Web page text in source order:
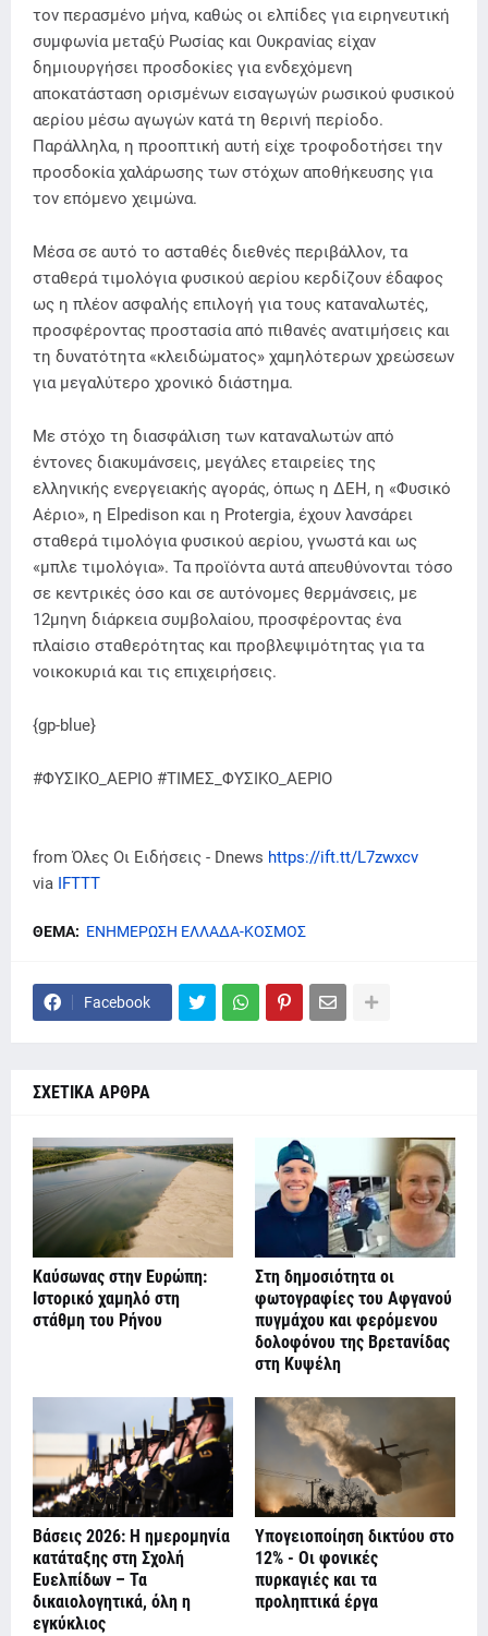
τον περασμένο μήνα, καθώς οι ελπίδες για ειρηνευτική
συμφωνία μεταξύ Ρωσίας και Ουκρανίας είχαν
δημιουργήσει προσδοκίες για ενδεχόμενη
αποκατάσταση ορισμένων εισαγωγών ρωσικού φυσικού
αερίου μέσω αγωγών κατά τη θερινή περίοδο.
Παράλληλα, η προοπτική αυτή είχε τροφοδοτήσει την
προσδοκία χαλάρωσης των στόχων αποθήκευσης για
τον επόμενο χειμώνα.
Μέσα σε αυτό το ασταθές διεθνές περιβάλλον, τα
σταθερά τιμολόγια φυσικού αερίου κερδίζουν έδαφος
ως η πλέον ασφαλής επιλογή για τους καταναλωτές,
προσφέροντας προστασία από πιθανές ανατιμήσεις και
τη δυνατότητα «κλειδώματος» χαμηλότερων χρεώσεων
για μεγαλύτερο χρονικό διάστημα.
Με στόχο τη διασφάλιση των καταναλωτών από
έντονες διακυμάνσεις, μεγάλες εταιρείες της
ελληνικής ενεργειακής αγοράς, όπως η ΔΕΗ, η «Φυσικό
Αέριο», η Elpedison και η Protergia, έχουν λανσάρει
σταθερά τιμολόγια φυσικού αερίου, γνωστά και ως
«μπλε τιμολόγια». Τα προϊόντα αυτά απευθύνονται τόσο
σε κεντρικές όσο και σε αυτόνομες θερμάνσεις, με
12μηνη διάρκεια συμβολαίου, προσφέροντας ένα
πλαίσιο σταθερότητας και προβλεψιμότητας για τα
νοικοκυριά και τις επιχειρήσεις.
{gp-blue}
#ΦΥΣΙΚΟ_ΑΕΡΙΟ #ΤΙΜΕΣ_ΦΥΣΙΚΟ_ΑΕΡΙΟ
from Όλες Οι Ειδήσεις - Dnews https://ift.tt/L7zwxcv
via IFTTT
ΘΕΜΑ: ΕΝΗΜΕΡΩΣΗ ΕΛΛΑΔΑ-ΚΟΣΜΟΣ
Facebook
ΣΧΕΤΙΚΑ ΑΡΘΡΑ
Καύσωνας στην Ευρώπη:
Ιστορικό χαμηλό στη
στάθμη του Ρήνου
Στη δημοσιότητα οι
φωτογραφίες του Αφγανού
πυγμάχου και φερόμενου
δολοφόνου της Βρετανίδας
στη Κυψέλη
Βάσεις 2026: Η ημερομηνία
κατάταξης στη Σχολή
Ευελπίδων – Τα
δικαιολογητικά, όλη η
εγκύκλιος
Υπογειοποίηση δικτύου στο
12% - Οι φονικές
πυρκαγιές και τα
προληπτικά έργα